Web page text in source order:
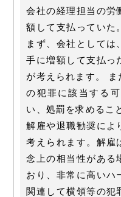
会社の経理担当の労
額して支払っていた
まず、会社としては
手に増額して支払っ
が考えられます。
の犯罪に該当する
い、処罰を求めるこ
解雇や退職勧奨によ
考えられます。解雇
念上の相当性がある
おり、非常に高いハ
関連して横領等の犯